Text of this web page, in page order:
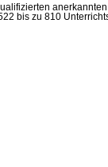
bis zu 810